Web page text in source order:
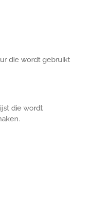
die wordt gebruikt
die wordt